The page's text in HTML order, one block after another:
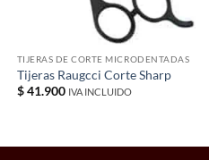
TIJERAS DE CORTE MICRODENTADAS
Tijeras Raugcci Corte Sharp
$41.900 IVA INCLUIDO